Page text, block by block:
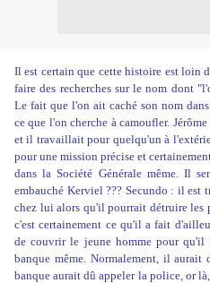
Il est certain que cette histoire est loin
faire des recherches sur le nom dont
Le fait que l'on ait caché son nom
ce que l'on cherche à camoufler.
et il travaillait pour quelqu'un à
pour une mission précise et
dans la Société Générale même. Il
embauché Kerviel ??? Secundo : il est
chez lui alors qu'il pourrait détruire les
c'est certainement ce qu'il a fait
de couvrir le jeune homme pour qu'il
banque même. Normalement, il
banque aurait dû appeler la police, or